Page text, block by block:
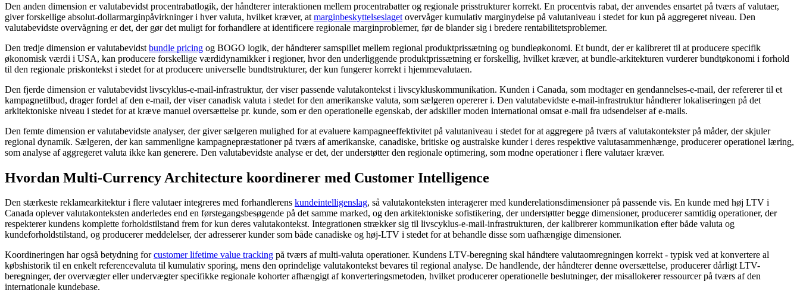
Den anden dimension er valutabevidst procentrabatlogik, der håndterer interaktionen mellem procentrabatter og regionale prisstrukturer korrekt. En procentvis rabat, der anvendes ensartet på tværs af valutaer,
giver forskellige absolut-dollarmarginpåvirkninger i hver valuta, hvilket kræver, at marginbeskyttelseslaget overvåger kumulativ marginydelse på valutaniveau i stedet for kun på aggregeret niveau. Den
valutabevidste overvågning er det, der gør det muligt for forhandlere at identificere regionale marginproblemer, før de blander sig i bredere rentabilitetsproblemer.
Den tredje dimension er valutabevidst bundle pricing og BOGO logik, der håndterer samspillet mellem regional produktprissætning og bundleøkonomi. Et bundt, der er kalibreret til at producere specifik
økonomisk værdi i USA, kan producere forskellige værdidynamikker i regioner, hvor den underliggende produktprissætning er forskellig, hvilket kræver, at bundle-arkitekturen vurderer bundtøkonomi i forhold
til den regionale priskontekst i stedet for at producere universelle bundtstrukturer, der kun fungerer korrekt i hjemmevalutaen.
Den fjerde dimension er valutabevidst livscyklus-e-mail-infrastruktur, der viser passende valutakontekst i livscykluskommunikation. Kunden i Canada, som modtager en gendannelses-e-mail, der refererer til et
kampagnetilbud, drager fordel af den e-mail, der viser canadisk valuta i stedet for den amerikanske valuta, som sælgeren opererer i. Den valutabevidste e-mail-infrastruktur håndterer lokaliseringen på det
arkitektoniske niveau i stedet for at kræve manuel oversættelse pr. kunde, som er den operationelle egenskab, der adskiller moden international omsat e-mail fra udsendelser af e-mails.
Den femte dimension er valutabevidste analyser, der giver sælgeren mulighed for at evaluere kampagneeffektivitet på valutaniveau i stedet for at aggregere på tværs af valutakontekster på måder, der skjuler
regional dynamik. Sælgeren, der kan sammenligne kampagnepræstationer på tværs af amerikanske, canadiske, britiske og australske kunder i deres respektive valutasammenhænge, ​​producerer operationel læring,
som analyse af aggregeret valuta ikke kan generere. Den valutabevidste analyse er det, der understøtter den regionale optimering, som modne operationer i flere valutaer kræver.
Hvordan Multi-Currency Architecture koordinerer med Customer Intelligence
Den stærkeste reklamearkitektur i flere valutaer integreres med forhandlerens kundeintelligenslag, så valutakonteksten interagerer med kunderelationsdimensioner på passende vis. En kunde med høj LTV i
Canada oplever valutakonteksten anderledes end en førstegangsbesøgende på det samme marked, og den arkitektoniske sofistikering, der understøtter begge dimensioner, producerer samtidig operationer, der
respekterer kundens komplette forholdstilstand frem for kun deres valutakontekst. Integrationen strækker sig til livscyklus-e-mail-infrastrukturen, der kalibrerer kommunikation efter både valuta og
kundeforholdstilstand, og producerer meddelelser, der adresserer kunder som både canadiske og høj-LTV i stedet for at behandle disse som uafhængige dimensioner.
Koordineringen har også betydning forcustomer lifetime value tracking på tværs af multi-valuta operationer. Kundens LTV-beregning skal håndtere valutaomregningen korrekt - typisk ved at konvertere al
købshistorik til en enkelt referencevaluta til kumulativ sporing, mens den oprindelige valutakontekst bevares til regional analyse. De handlende, der håndterer denne oversættelse, producerer dårligt LTV-
beregninger, der overvægter eller undervægter specifikke regionale kohorter afhængigt af konverteringsmetoden, hvilket producerer operationelle beslutninger, der misallokerer ressourcer på tværs af den
internationale kundebase.